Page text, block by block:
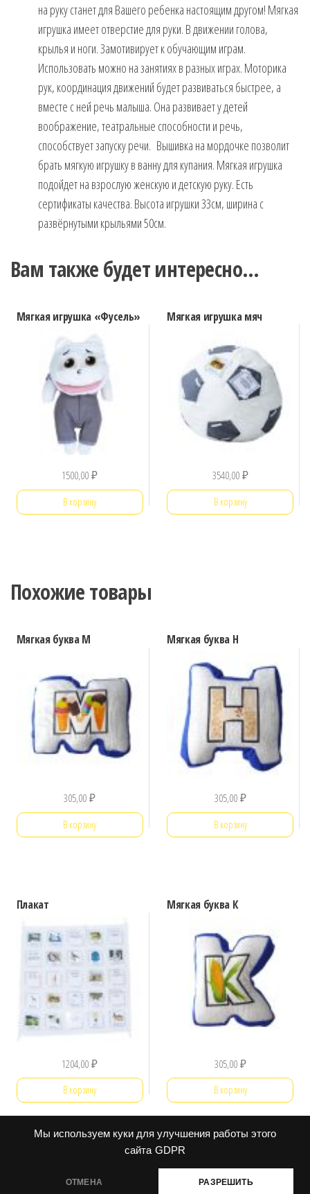
Мы используем куки для улучшения работы этого
сайта GDPR
ОТМЕНА РАЗРЕШИТЬ
на руку станет для Вашего ребенка настоящим другом! Мягкая
игрушка имеет отверстие для руки. В движении голова,
крылья и ноги. Замотивирует к обучающим играм.
Использовать можно на занятиях в разных играх. Моторика
рук, координация движений будет развиваться быстрее, а
вместе с ней речь малыша. Она развивает у детей
воображение, театральные способности и речь,
способствует запуску речи. Вышивка на мордочке позволит
брать мягкую игрушку в ванну для купания. Мягкая игрушка
подойдет на взрослую женскую и детскую руку. Есть
сертификаты качества. Высота игрушки 33см, ширина с
развёрнутыми крыльями 50см.
Вам также будет интересно…
Мягкая игрушка «Фусель»
1500,00₽
В корзину
Мягкая игрушка мяч
3540,00₽
В корзину
Похожие товары
Мягкая буква М
305,00₽
В корзину
Мягкая буква Н
305,00₽
В корзину
Плакат
1204,00₽
В корзину
Мягкая буква К
305,00₽
В корзину
Контакты